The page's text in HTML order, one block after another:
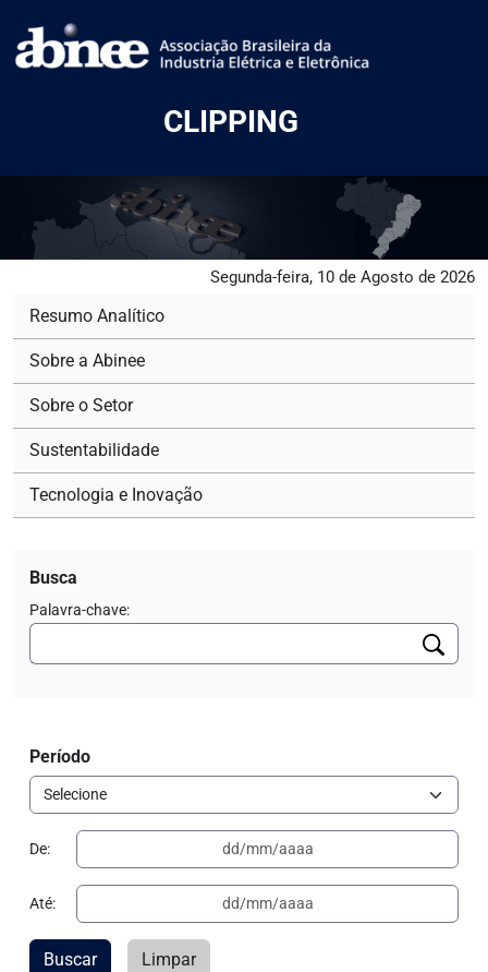
CLIPPING
Segunda-feira, 10 de Agosto de 2026
Resumo Analítico
Sobre a Abinee
Sobre o Setor
Sustentabilidade
Tecnologia e Inovação
Busca
Palavra-chave:
Período
De:
Até:
Buscar Limpar